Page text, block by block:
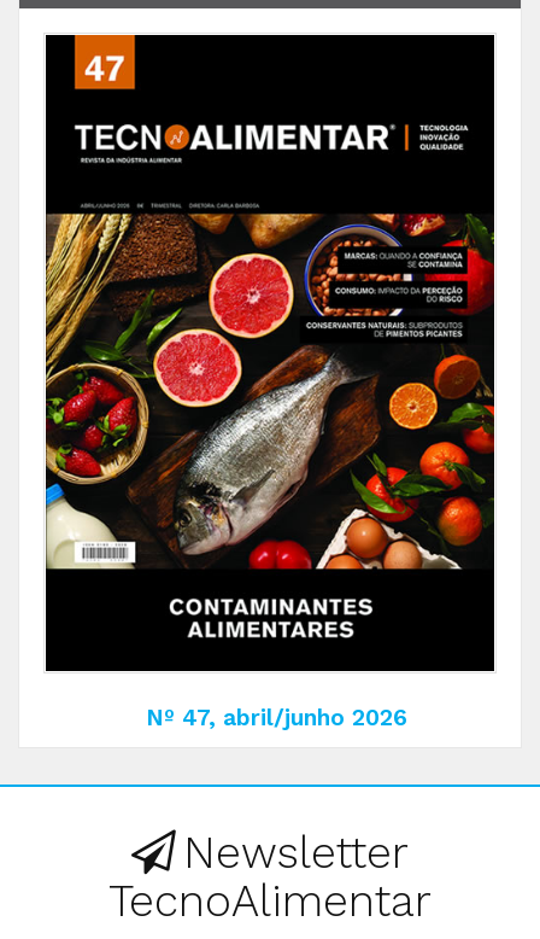
Nº 47, abril/junho 2026
Newsletter
TecnoAlimentar